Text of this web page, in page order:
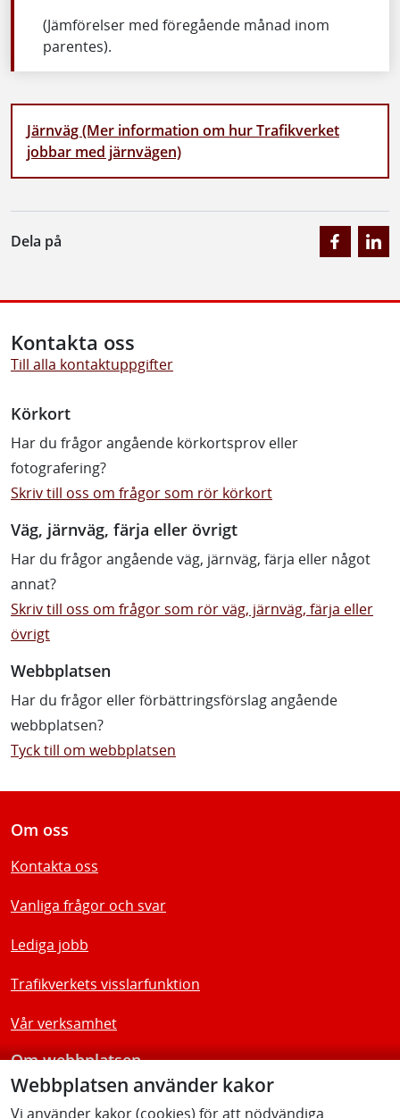
(Jämförelser med föregående månad inom
parentes).
Järnväg (Mer information om hur Trafikverket
jobbar med järnvägen)
Dela på
Webbplatsen använder kakor
Vi använder kakor (cookies) för att nödvändiga
Kontakta oss
Till alla kontaktuppgifter
Körkort
Har du frågor angående körkortsprov eller
fotografering?
Skriv till oss om frågor som rör körkort
Väg, järnväg, färja eller övrigt
Har du frågor angående väg, järnväg, färja eller något
annat?
Skriv till oss om frågor som rör väg, järnväg, färja eller
övrigt
Webbplatsen
Har du frågor eller förbättringsförslag angående
webbplatsen?
Tyck till om webbplatsen
Om oss
Kontakta oss
Vanliga frågor och svar
Lediga jobb
Trafikverkets visslarfunktion
Vår verksamhet
Om webbplatsen
Tillgänglighetsredogörelse